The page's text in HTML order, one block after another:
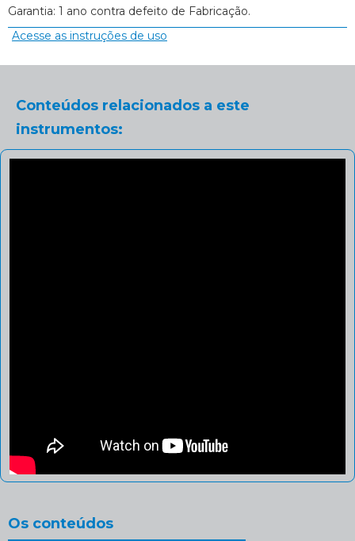
Garantia: 1 ano contra defeito de Fabricação.
Acesse as instruções de uso
Conteúdos relacionados a este
instrumentos:
Os conteúdos